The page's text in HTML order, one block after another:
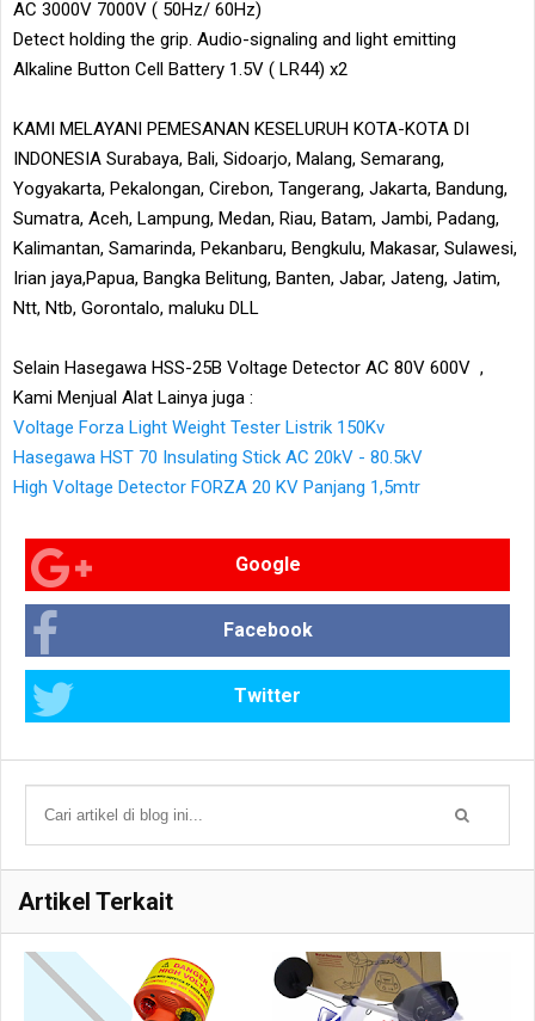
AC 3000V 7000V ( 50Hz/ 60Hz)
Detect holding the grip. Audio-signaling and light emitting
Alkaline Button Cell Battery 1.5V ( LR44) x2
KAMI MELAYANI PEMESANAN KESELURUH KOTA-KOTA DI
INDONESIA Surabaya, Bali, Sidoarjo, Malang, Semarang,
Yogyakarta, Pekalongan, Cirebon, Tangerang, Jakarta, Bandung,
Sumatra, Aceh, Lampung, Medan, Riau, Batam, Jambi, Padang,
Kalimantan, Samarinda, Pekanbaru, Bengkulu, Makasar, Sulawesi,
Irian jaya,Papua, Bangka Belitung, Banten, Jabar, Jateng, Jatim,
Ntt, Ntb, Gorontalo, maluku DLL
Selain Hasegawa HSS-25B Voltage Detector AC 80V 600V ,
Kami Menjual Alat Lainya juga :
Voltage Forza Light Weight Tester Listrik 150Kv
Hasegawa HST 70 Insulating Stick AC 20kV - 80.5kV
High Voltage Detector FORZA 20 KV Panjang 1,5mtr
Google
Facebook
Twitter
Artikel Terkait